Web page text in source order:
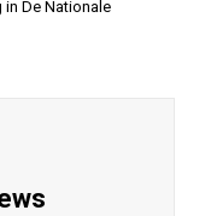
in De Nationale